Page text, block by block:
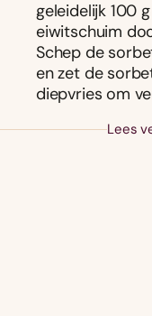
geleidelijk 100
eiwitschuim
Schep de
en zet de
diepvries om
Lees